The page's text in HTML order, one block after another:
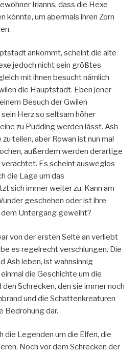
Irianns, dass die Hexe
könnte, um abermals ihren Zorn
ankommt, scheint die alte
jedoch nicht sein größtes
mit ihnen besucht nämlich
die Hauptstadt. Eben jener
Besuch der Gwilen
Herz so seltsam höher
zu Pudding werden lässt. Ash
teilen, aber Rowan ist nun mal
außerdem werden derartige
verachtet. Es scheint ausweglos
die Lage um das
sich immer weiter zu. Kann am
geschehen oder ist ihre
dem Untergang geweiht?
von der ersten Seite an verliebt
es regelrecht verschlungen. Die
Ash leben, ist wahnsinnig
die Geschichte um die
Schrecken, den sie immer noch
und die Schattenkreaturen
Bedrohung dar.
die Legenden um die Elfen, die
Noch vor dem Schrecken der